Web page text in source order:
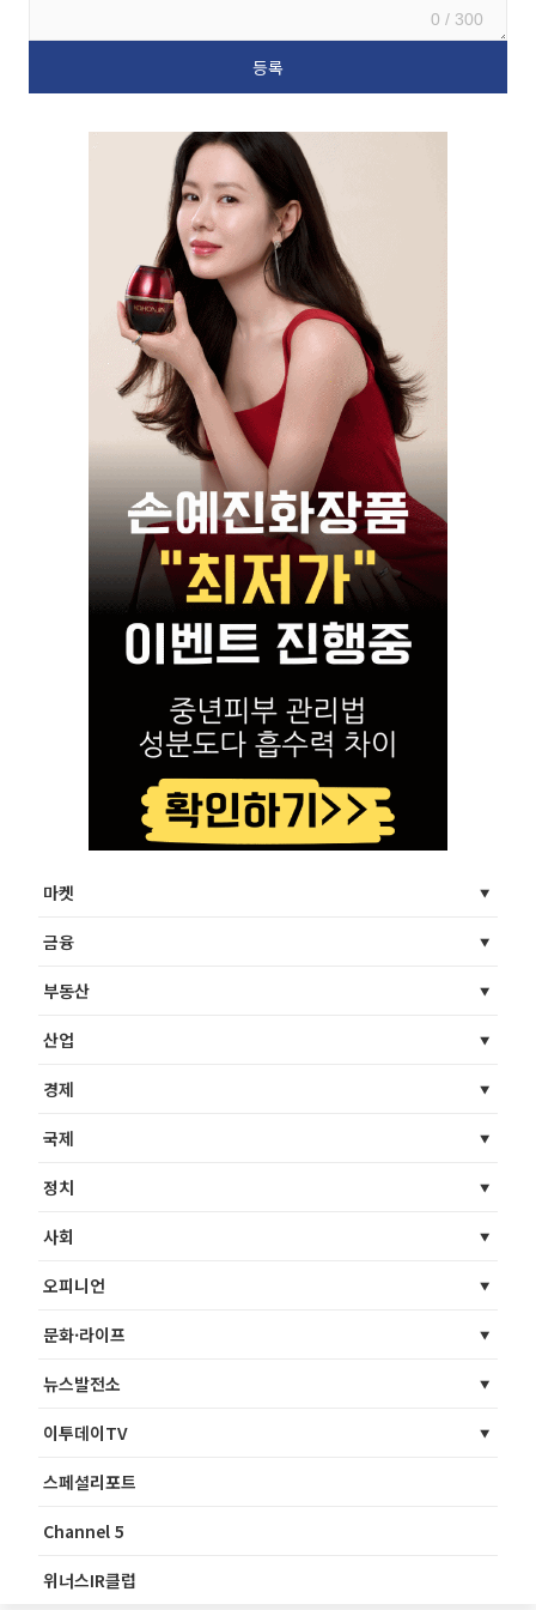
0 / 300
마켓
금융
부동산
산업
경제
국제
정치
사회
오피니언
문화·라이프
뉴스발전소
이투데이TV
스페셜리포트
Channel 5
위너스IR클럽